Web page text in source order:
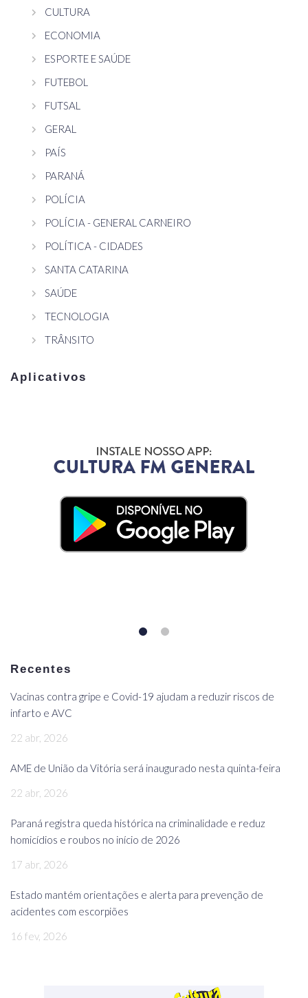
CULTURA
ECONOMIA
ESPORTE E SAÚDE
FUTEBOL
FUTSAL
GERAL
PAÍS
PARANÁ
POLÍCIA
POLÍCIA - GENERAL CARNEIRO
POLÍTICA - CIDADES
SANTA CATARINA
SAÚDE
TECNOLOGIA
TRÂNSITO
Aplicativos
Recentes
Vacinas contra gripe e Covid-19 ajudam a reduzir riscos de
infarto e AVC
22 abr, 2026
AME de União da Vitória será inaugurado nesta quinta-feira
22 abr, 2026
Paraná registra queda histórica na criminalidade e reduz
homicídios e roubos no início de 2026
17 abr, 2026
Estado mantém orientações e alerta para prevenção de
acidentes com escorpiões
16 fev, 2026